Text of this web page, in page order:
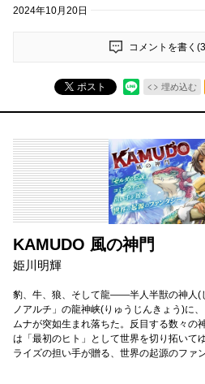
2024年10月20日
コメントを書く(
ポスト 埋め込む
KAMUDO 風の神門
姫川明輝
豹、牛、狼、そして龍――半人半獣の神人(
ノアルチ」の龍神峡(りゅうじんきょう)に
ムナが突如生まれ落ちた。反目する数々の
は「最初のヒト」として世界を切り拓いて
ライズの担い手が贈る、世界の起源のファ